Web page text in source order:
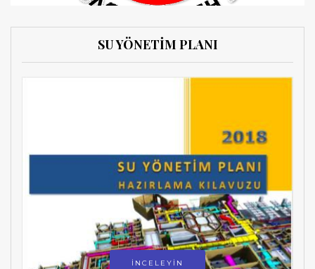
SU YÖNETİM PLANI
İNCELEYİN